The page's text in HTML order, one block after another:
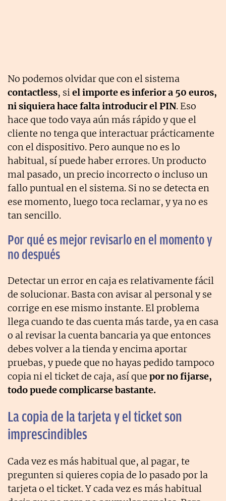
No podemos olvidar que con el sistema
contactless, siel importe es inferior a 50 euros,
ni siquiera hace falta introducir el PIN. Eso
hace que todo vaya aún más rápido y que el
cliente no tenga que interactuar prácticamente
con el dispositivo. Pero aunque no es lo
habitual, sí puede haber errores. Un producto
mal pasado, un precio incorrecto o incluso un
fallo puntual en el sistema. Si no se detecta en
ese momento, luego toca reclamar, y ya no es
tan sencillo.
Por qué es mejor revisarlo en el momento y
no después
Detectar un error en caja es relativamente fácil
de solucionar. Basta con avisar al personal y se
corrige en ese mismo instante. El problema
llega cuando te das cuenta más tarde, ya en casa
o al revisar la cuenta bancaria ya que entonces
debes volver a la tienda y encima aportar
pruebas, y puede que no hayas pedido tampoco
copia ni el ticket de caja, así que por no fijarse,
todo puede complicarse bastante.
La copia de la tarjeta y el ticket son
imprescindibles
Cada vez es más habitual que, al pagar, te
pregunten si quieres copia de lo pasado por la
tarjeta o el ticket. Y cada vez es más habitual